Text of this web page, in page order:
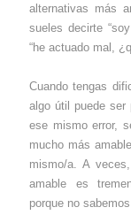
alternativas más
sueles decirte
“he actuado mal,
Cuando tengas
algo útil puede
ese mismo error,
mucho más
mismo/a. A
amable es
porque no